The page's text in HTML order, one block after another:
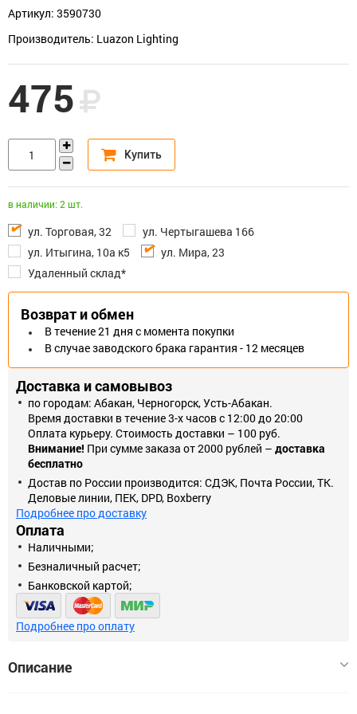
Артикул: 3590730
Производитель: Luazon Lighting
475
в наличии: 2 шт.
ул. Торговая, 32
ул. Чертыгашева 166
ул. Итыгина, 10а к5
ул. Мира, 23
Удаленный склад*
Возврат и обмен
В течение 21 дня с момента покупки
В случае заводского брака гарантия - 12 месяцев
Доставка и самовывоз
по городам: Абакан, Черногорск, Усть-Абакан.
Время доставки в течение 3-х часов с 12:00 до 20:00
Оплата курьеру. Стоимость доставки – 100 руб.
Внимание! При сумме заказа от 2000 рублей – доставка
бесплатно
Достав по России производится: СДЭК, Почта России, ТК.
Деловые линии, ПЕК, DPD, Boxberry
Подробнее про доставку
Оплата
Наличными;
Безналичный расчет;
Банковской картой;
Подробнее про оплату
Описание